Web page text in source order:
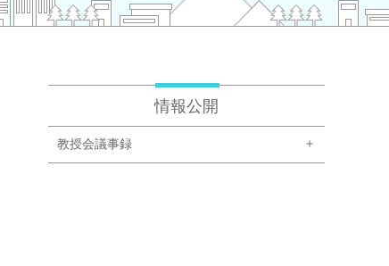
情報公開
教授会議事録